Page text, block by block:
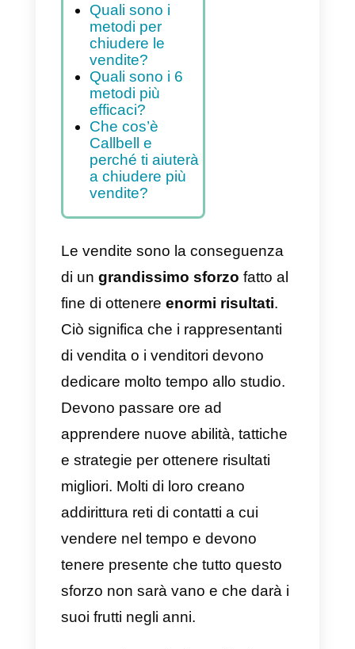
Indice
Quali sono i
metodi per
chiudere le
vendite?
Quali sono i 6
metodi più
Che cos’è
Callbell e
perché ti aiuterà
vendite?
Le vendite sono la conseguenza
di ungrandissimo sforzo
fine di ottenereenormi risultati
Ciò significa che i rappresentanti
di vendita o i venditori devono
dedicare molto tempo allo studio.
Devono passare ore ad
apprendere nuove abilità, tattiche